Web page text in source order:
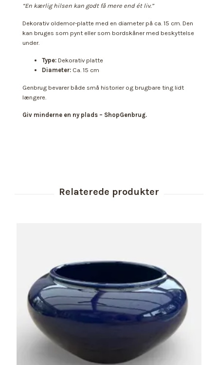
“En kærlig hilsen kan godt få mere end ét liv.”
Dekorativ oldemor-platte med en diameter på ca. 15 cm. Den
kan bruges som pynt eller som bordskåner med beskyttelse
under.
Type: Dekorativ platte
Diameter: Ca. 15 cm
Genbrug bevarer både små historier og brugbare ting lidt
længere.
Giv minderne en ny plads – ShopGenbrug.